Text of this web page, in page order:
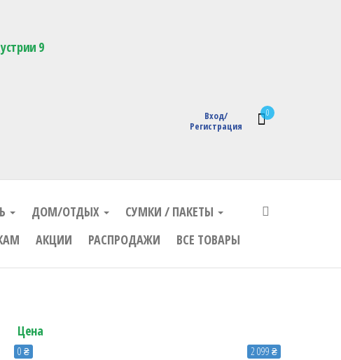
с логотипом
0
Вход/
Регистрация
9
ДОМ/ОТДЫХ
СУМКИ / ПАКЕТЫ
АКЦИИ РАСПРОДАЖИ ВСЕ ТОВАРЫ
Цена
0 ₴ 2 099 ₴